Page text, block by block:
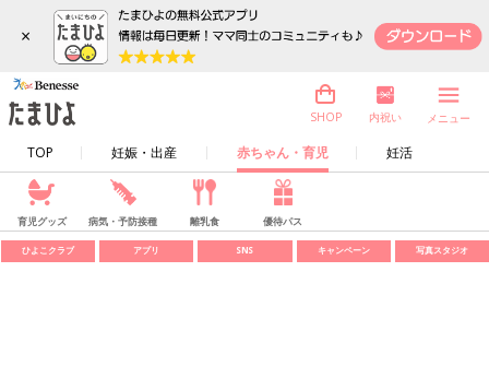
×
TOP 妊娠・出産 赤ちゃん・育児 妊活
SHOP 内祝い メニュー
育児グッズ 病気・予防接種 離乳食 優待パス
ひよこクラブ アプリ SNS キャンペーン 写真スタジオ